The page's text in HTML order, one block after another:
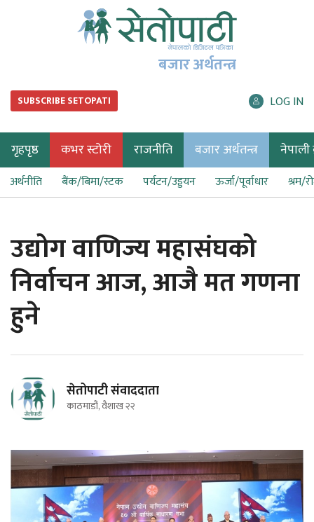
बजार अर्थतन्त्र
SUBSCRIBE SETOPATI LOG IN
गृहपृष्ठ कभर स्टोरी राजनीति बजार अर्थतन्त्र नेपाली
अर्थनीति बैंक/बिमा/स्टक पर्यटन/उड्डयन ऊर्जा/पूर्वाधार श्रम/
उद्योग वाणिज्य महासंघको
निर्वाचन आज, आजै मत गणना
हुने
सेतोपाटी संवाददाता
काठमाडौं, वैशाख २२